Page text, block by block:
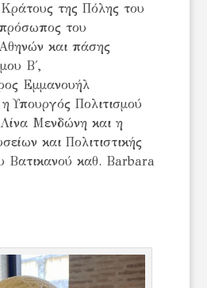
της Πόλης του
του
και πάσης
Β΄,
Εμμανουήλ
Υπουργός Πολιτισμού
Μενδώνη και η
και Πολιτιστικής
Βατικανού καθ. Barbara